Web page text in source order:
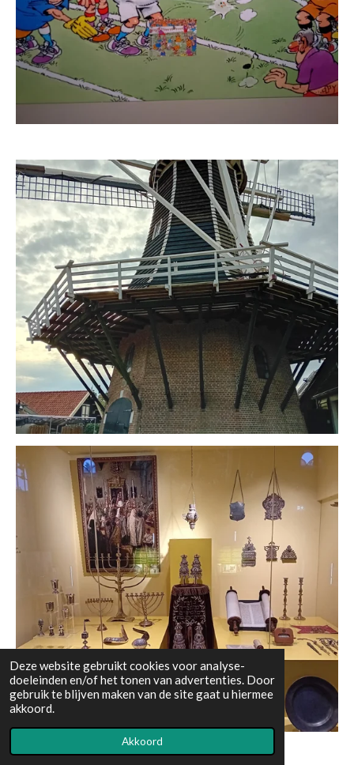
Deze website gebruikt cookies voor analyse-
doeleinden en/of het tonen van advertenties. Door
gebruik te blijven maken van de site gaat u hiermee
akkoord.
Akkoord